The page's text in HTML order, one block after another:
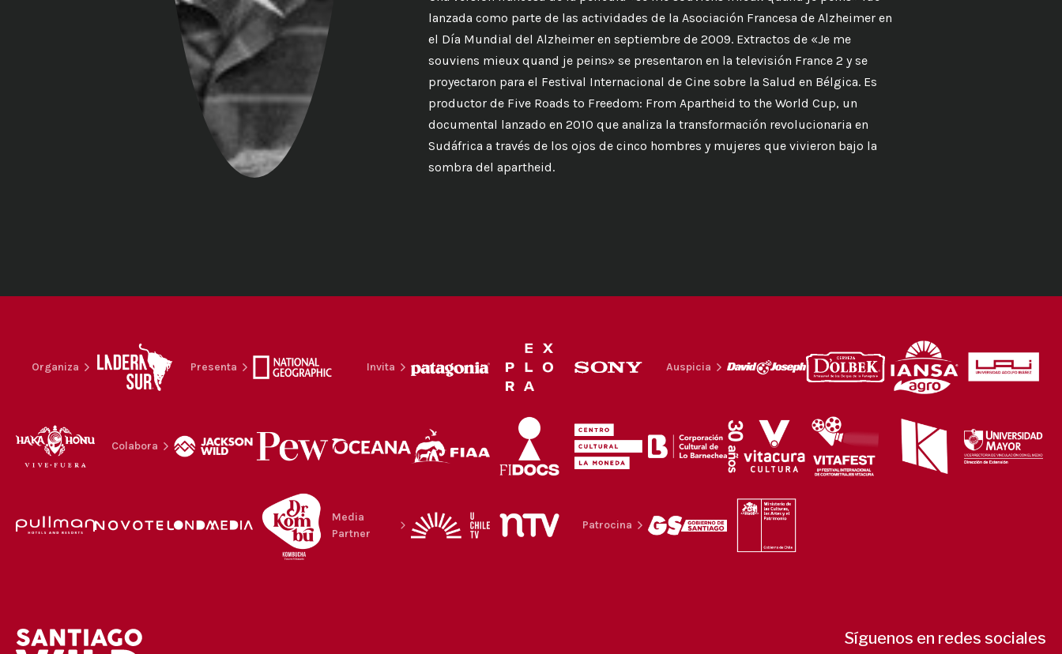
lanzada como parte de las actividades de la Asociación Francesa de Alzheimer en
el Día Mundial del Alzheimer en septiembre de 2009. Extractos de «Je me
souviens mieux quand je peins» se presentaron en la televisión France 2 y se
proyectaron para el Festival Internacional de Cine sobre la Salud en Bélgica. Es
productor de Five Roads to Freedom: From Apartheid to the World Cup, un
documental lanzado en 2010 que analiza la transformación revolucionaria en
Sudáfrica a través de los ojos de cinco hombres y mujeres que vivieron bajo la
sombra del apartheid.
Organiza Presenta Invita Auspicia
Colabora
Media
Partner
Patrocina
Síguenos en redes sociales